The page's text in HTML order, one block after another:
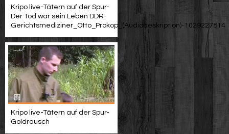
Kripo live-Tätern auf der Spur-
Der Tod war sein Leben DDR-
Gerichtsmediziner_Otto_Prokop_(Audiodeskription)-1029227814
Kripo live-Tätern auf der Spur-
Goldrausch